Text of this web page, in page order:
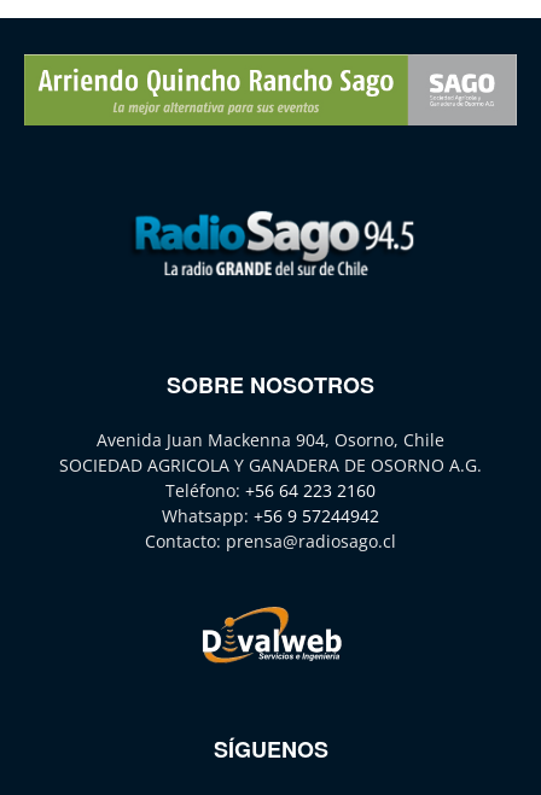
SOBRE NOSOTROS
Avenida Juan Mackenna 904, Osorno, Chile
SOCIEDAD AGRICOLA Y GANADERA DE OSORNO A.G.
Teléfono: +56 64 223 2160
Whatsapp: +56 9 57244942
Contacto: prensa@radiosago.cl
SÍGUENOS